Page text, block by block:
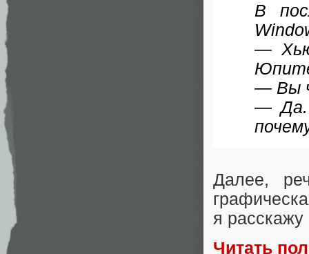
В
—
— Вы
— Да.
Далее,
я
Читать